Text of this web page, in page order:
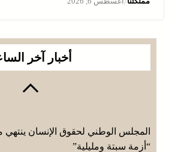
أخبار آخر
المجلس الوطني لحقوق الإنسان
“أزمة سبتة ومليلية”